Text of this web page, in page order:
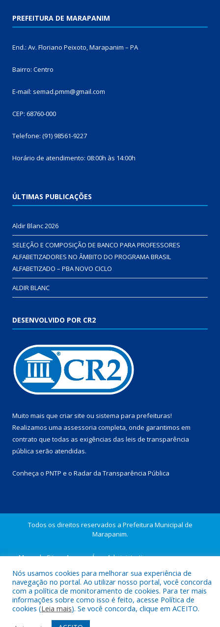
PREFEITURA DE MARAPANIM
End.: Av. Floriano Peixoto, Marapanim – PA
Bairro: Centro
E-mail: semad.pmm@gmail.com
CEP: 68760-000
Telefone: (91) 98561-9227
Horário de atendimento: 08:00h às 14:00h
ÚLTIMAS PUBLICAÇÕES
Aldir Blanc 2026
SELEÇÃO E COMPOSIÇÃO DE BANCO PARA PROFESSORES
ALFABETIZADORES NO ÂMBITO DO PROGRAMA BRASIL
ALFABETIZADO – PBA NOVO CICLO
ALDIR BLANC
DESENVOLVIDO POR CR2
Muito mais que criar site ou sistema para prefeituras!
Realizamos uma assessoria completa, onde garantimos em
contrato que todas as exigências das leis de transparência
pública serão atendidas.
Conheça o PNTP e o Radar da Transparência Pública
Todos os direitos reservados a Prefeitura Municipal de
Marapanim.
Mapa do Site
Acessar Área Administrativa
Nós usamos cookies para melhorar sua experiência de
navegação no portal. Ao utilizar nosso portal, você concorda
com a política de monitoramento de cookies. Para ter mais
informações sobre como isso é feito, acesse Política de
cookies (Leia mais). Se você concorda, clique em ACEITO.